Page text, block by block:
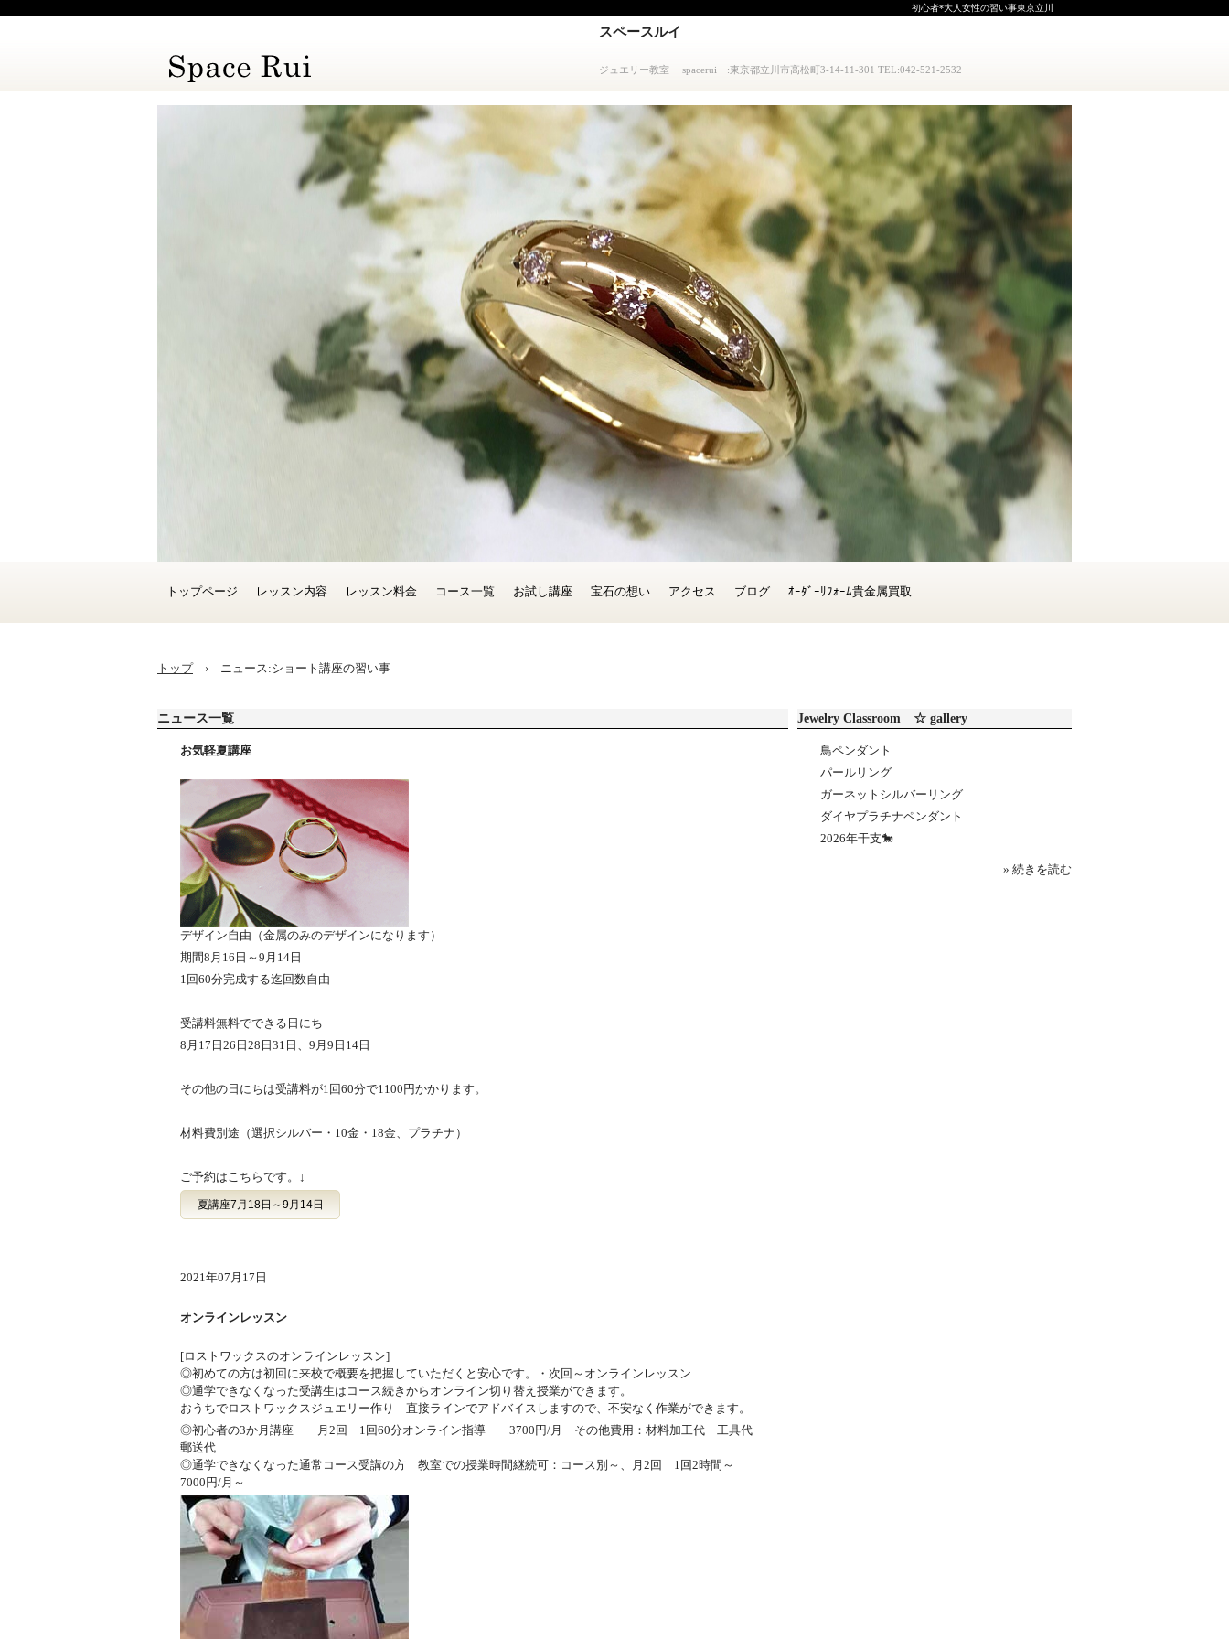
初心者*大人女性の習い事東京立川
スペースルイ
ジュエリー教室 spacerui :東京都立川市高松町3-14-11-301 TEL:042-521-2532
トップページ レッスン内容 レッスン料金 コース一覧 お試し講座 宝石の想い アクセス ブログ ｵｰﾀﾞｰﾘﾌｫｰﾑ貴金属買取
トップ › ニュース:ショート講座の習い事
ニュース一覧
お気軽夏講座
デザイン自由（金属のみのデザインになります）
期間8月16日～9月14日
1回60分完成する迄回数自由
受講料無料でできる日にち
8月17日26日28日31日、9月9日14日
その他の日にちは受講料が1回60分で1100円かかります。
材料費別途（選択シルバー・10金・18金、プラチナ）
ご予約はこちらです。↓
夏講座7月18日～9月14日
2021年07月17日
オンラインレッスン
[ロストワックスのオンラインレッスン]
◎初めての方は初回に来校で概要を把握していただくと安心です。・次回～オンラインレッスン
◎通学できなくなった受講生はコース続きからオンライン切り替え授業ができます。
おうちでロストワックスジュエリー作り 直接ラインでアドバイスしますので、不安なく作業ができます。
◎初心者の3か月講座 月2回 1回60分オンライン指導 3700円/月 その他費用：材料加工代 工具代
郵送代
◎通学できなくなった通常コース受講の方 教室での授業時間継続可：コース別～、月2回 1回2時間～
7000円/月～
Jewelry Classroom ☆ gallery
鳥ペンダント
パールリング
ガーネットシルバーリング
ダイヤプラチナペンダント
2026年干支🐎
» 続きを読む